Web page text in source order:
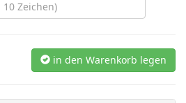
in den Warenkorb legen